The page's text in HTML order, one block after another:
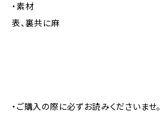
・素材
表、裏共に麻
・ご購入の際に必ずお読みくださいませ。